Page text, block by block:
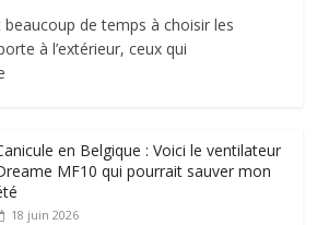
de temps à choisir les
à l’extérieur, ceux qui
en Belgique : Voici le ventilateur
MF10 qui pourrait sauver mon
18 juin 2026